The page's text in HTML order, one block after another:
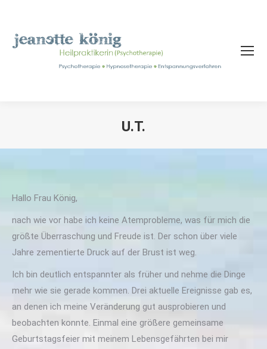
U.T.
Hallo Frau König,
nach wie vor habe ich keine Atemprobleme, was für mich die
größte Überraschung und Freude ist. Der schon über viele
Jahre zementierte Druck auf der Brust ist weg.
Ich bin deutlich entspannter als früher und nehme die Dinge
mehr wie sie gerade kommen. Drei aktuelle Ereignisse gab es,
an denen ich meine Veränderung gut ausprobieren und
beobachten konnte. Einmal eine größere gemeinsame
Geburtstagsfeier mit meinem Lebensgefährten bei mir